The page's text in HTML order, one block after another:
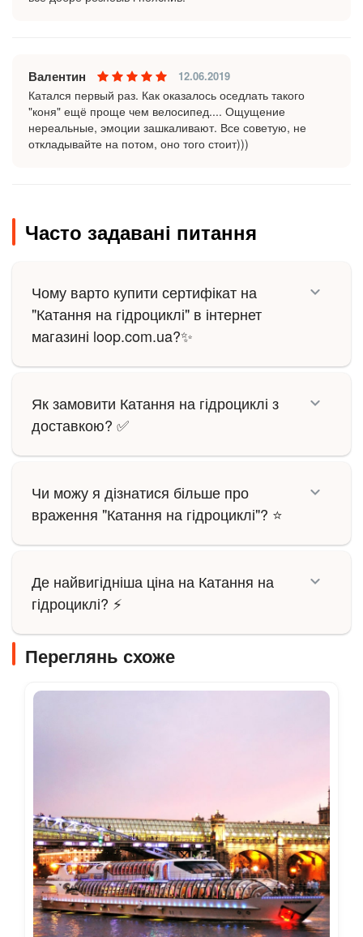
Валентин 12.06.2019
Катался первый раз. Как оказалось оседлать такого
"коня" ещё проще чем велосипед.... Ощущение
нереальные, эмоции зашкаливают. Все советую, не
откладывайте на потом, оно того стоит)))
Часто задавані питання
Чому варто купити сертифікат на
"Катання на гідроциклі" в інтернет
магазині loop.com.ua?✨
Як замовити Катання на гідроциклі з
доставкою? ✅
Чи можу я дізнатися більше про
враження "Катання на гідроциклі"? ⭐
Де найвигідніша ціна на Катання на
гідроциклі? ⚡
Переглянь схоже